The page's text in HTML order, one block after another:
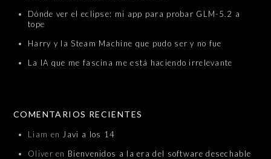
Dónde ver el eclipse: mi app para probar GLM-5.2 a
tope
Harry y la Steam Machine que pudo ser y no fue
La IA que me fascina me está haciendo irrelevante
COMENTARIOS RECIENTES
Liam en Javi a los 14
Oliver en Bienvenidos a la era del software desechable